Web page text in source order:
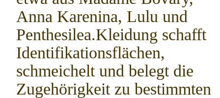
Anna Karenina, Lulu und
Penthesilea.Kleidung schafft
Identifikationsflächen,
schmeichelt und belegt die
Zugehörigkeit zu bestimmten